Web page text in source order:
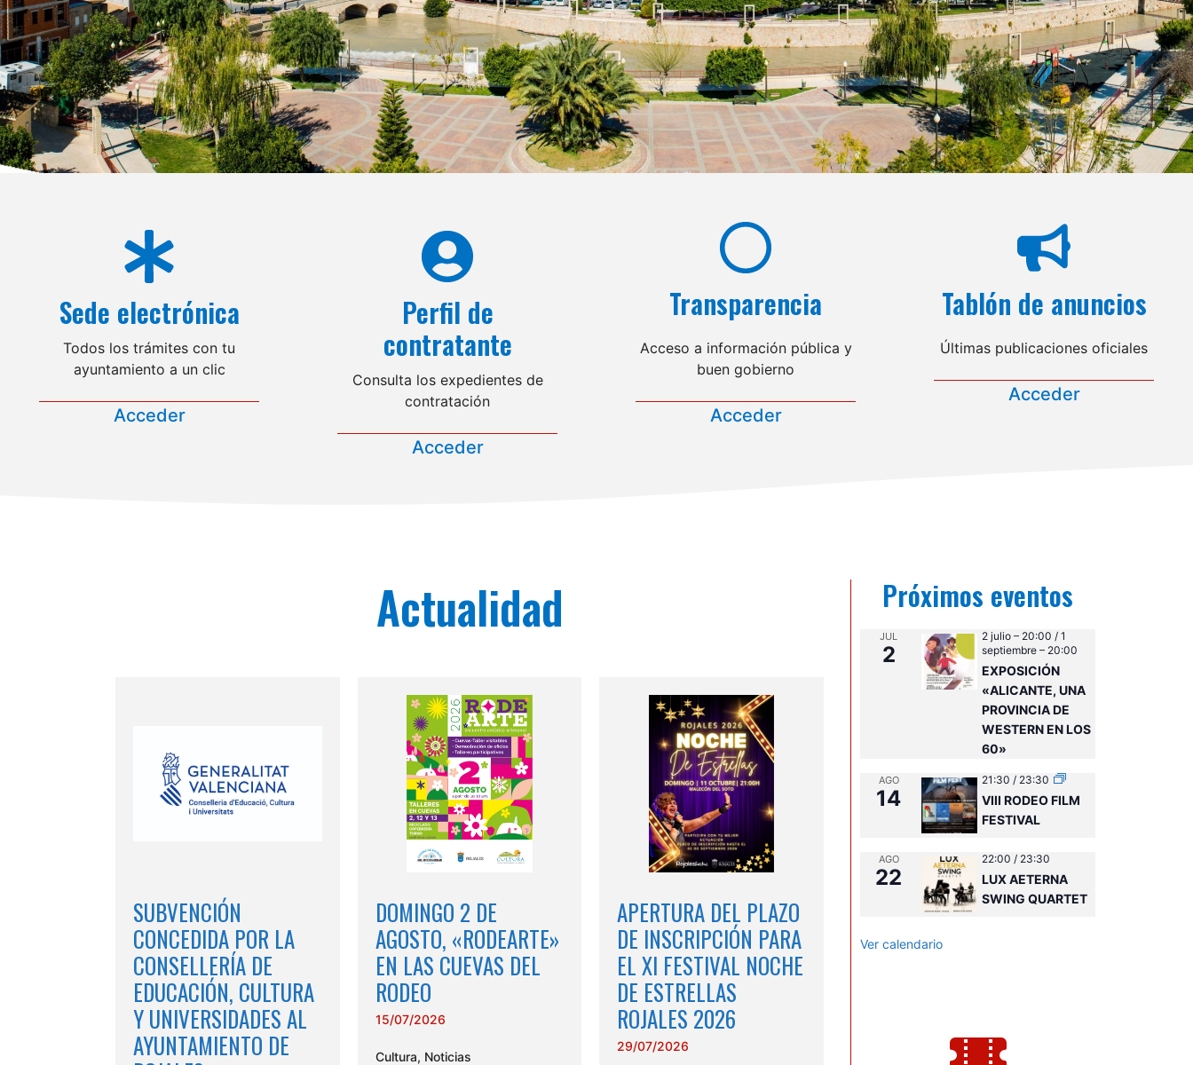
Sede electrónica
Todos los trámites con tu
ayuntamiento a un clic
Acceder
Perfil de
contratante
Consulta los expedientes de
contratación
Acceder
Transparencia
Acceso a información pública y
buen gobierno
Acceder
Tablón de anuncios
Últimas publicaciones oficiales
Acceder
Actualidad
SUBVENCIÓN
CONCEDIDA POR LA
CONSELLERÍA DE
EDUCACIÓN, CULTURA
Y UNIVERSIDADES AL
AYUNTAMIENTO DE
DOMINGO 2 DE
AGOSTO, «RODEARTE»
EN LAS CUEVAS DEL
RODEO
15/07/2026
Cultura, Noticias
APERTURA DEL PLAZO
DE INSCRIPCIÓN PARA
EL XI FESTIVAL NOCHE
DE ESTRELLAS
ROJALES 2026
29/07/2026
Próximos eventos
JUL
2
2 julio – 20:00 / 1
septiembre – 20:00
EXPOSICIÓN
«ALICANTE, UNA
PROVINCIA DE
WESTERN EN LOS
60»
AGO
14
21:30 / 23:30
VIII RODEO FILM
FESTIVAL
AGO
22
22:00 / 23:30
LUX AETERNA
SWING QUARTET
Ver calendario